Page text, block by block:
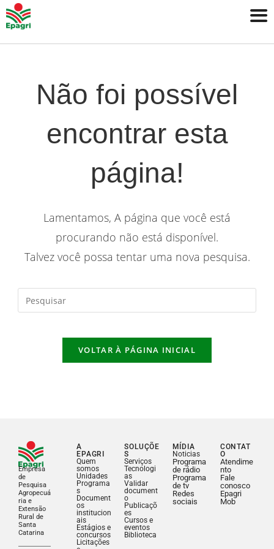
Não foi possível
encontrar esta
página!
Lamentamos, A página que você está
procurando não está disponível.
Talvez você possa tentar uma nova pesquisa.
VOLTAR À PÁGINA INICIAL
Empresa
de
Pesquisa
Agropecuá
ria e
Extensão
Rural de
Santa
Catarina
A
EPAGRI
Quem
somos
Unidades
Programa
s
Document
os
institucion
ais
Estágios e
concursos
Licitações
SOLUÇÕE
S
Serviços
Tecnologi
as
Validar
document
o
Publicaçõ
es
Cursos e
eventos
Biblioteca
MÍDIA
Noticias
Programa
de rádio
Programa
de tv
Redes
sociais
CONTAT
O
Atendime
nto
Fale
conosco
Epagri
Mob